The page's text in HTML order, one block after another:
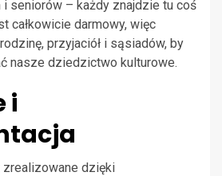
i seniorów – każdy znajdzie tu coś
całkowicie darmowy, więc
przyjaciół i sąsiadów, by
nasze dziedzictwo kulturowe.
i
zrealizowane dzięki